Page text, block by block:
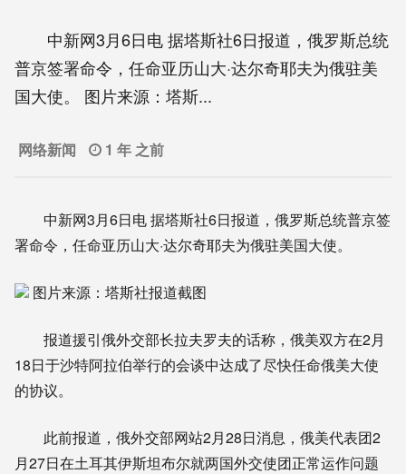
中新网3月6日电 据塔斯社6日报道，俄罗斯总统
普京签署命令，任命亚历山大·达尔奇耶夫为俄驻美
国大使。 图片来源：塔斯...
网络新闻 1 年 之前
中新网3月6日电 据塔斯社6日报道，俄罗斯总统普京签
署命令，任命亚历山大·达尔奇耶夫为俄驻美国大使。
图片来源：塔斯社报道截图
报道援引俄外交部长拉夫罗夫的话称，俄美双方在2月
18日于沙特阿拉伯举行的会谈中达成了尽快任命俄美大使
的协议。
此前报道，俄外交部网站2月28日消息，俄美代表团2
月27日在土耳其伊斯坦布尔就两国外交使团正常运作问题